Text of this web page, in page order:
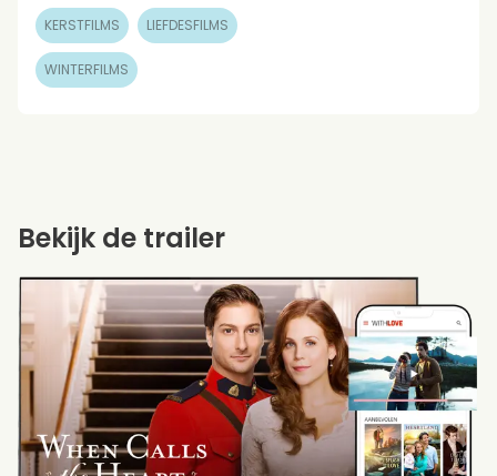
KERSTFILMS LIEFDESFILMS
WINTERFILMS
Bekijk de trailer